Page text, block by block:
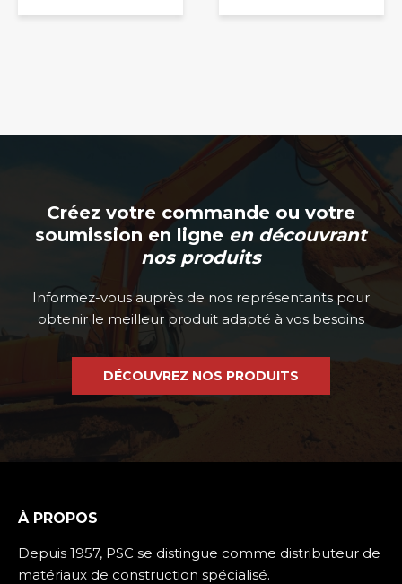
Créez votre commande ou votre
soumission en ligne en découvrant
nos produits
Informez-vous auprès de nos représentants pour
obtenir le meilleur produit adapté à vos besoins
DÉCOUVREZ NOS PRODUITS
À PROPOS
Depuis 1957, PSC se distingue comme distributeur de
matériaux de construction spécialisé.